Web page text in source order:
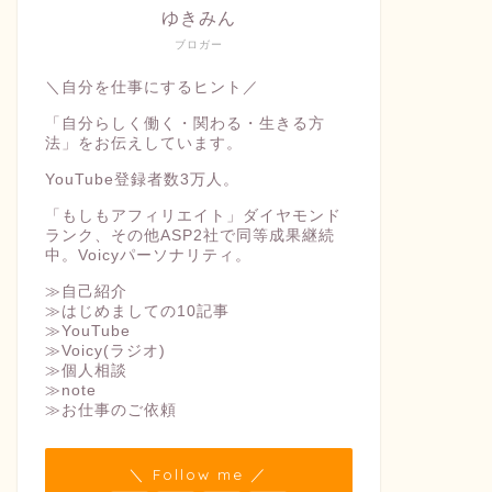
ブロガー
ゆきみん
＼自分を仕事にするヒント／
「自分らしく働く・関わる・生きる方
法」をお伝えしています。
YouTube登録者数3万人。
「もしもアフィリエイト」ダイヤモンド
ランク、その他ASP2社で同等成果継続
中。Voicyパーソナリティ。
≫自己紹介
≫はじめましての10記事
≫YouTube
≫Voicy(ラジオ)
≫個人相談
≫note
≫お仕事のご依頼
＼ Follow me ／